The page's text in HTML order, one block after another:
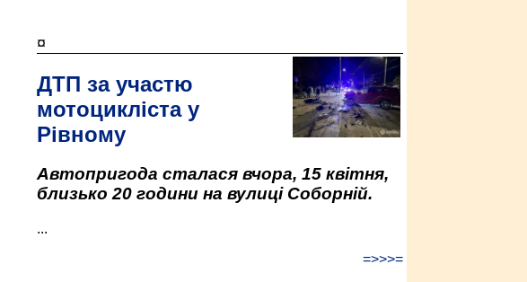
¤
ДТП за участю
мотоцикліста у
Рівному
Автопригода сталася вчора, 15 квітня,
близько 20 години на вулиці Соборній.
...
=>>>=